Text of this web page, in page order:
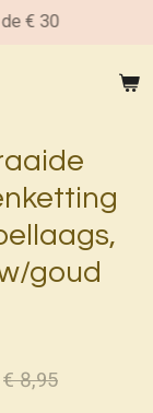
€ 30
goud
€ 8,95